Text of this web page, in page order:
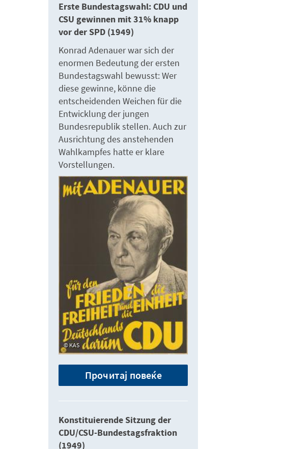
Erste Bundestagswahl: CDU und
CSU gewinnen mit 31% knapp
vor der SPD (1949)
Konrad Adenauer war sich der
enormen Bedeutung der ersten
Bundestagswahl bewusst: Wer
diese gewinne, könne die
entscheidenden Weichen für die
Entwicklung der jungen
Bundesrepublik stellen. Auch zur
Ausrichtung des anstehenden
Wahlkampfes hatte er klare
Vorstellungen.
KAS
Прочитај повеќе
Konstituierende Sitzung der
CDU/CSU-Bundestagsfraktion
(1949)